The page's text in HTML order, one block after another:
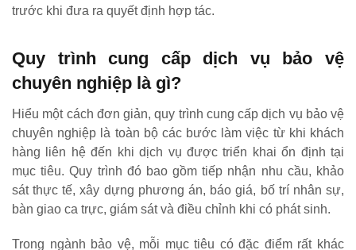
trước khi đưa ra quyết định hợp tác.
Quy trình cung cấp dịch vụ bảo vệ
chuyên nghiệp là gì?
Hiểu một cách đơn giản, quy trình cung cấp dịch vụ bảo vệ
chuyên nghiệp là toàn bộ các bước làm việc từ khi khách
hàng liên hệ đến khi dịch vụ được triển khai ổn định tại
mục tiêu. Quy trình đó bao gồm tiếp nhận nhu cầu, khảo
sát thực tế, xây dựng phương án, báo giá, bố trí nhân sự,
bàn giao ca trực, giám sát và điều chỉnh khi có phát sinh.
Trong ngành bảo vệ, mỗi mục tiêu có đặc điểm rất khác